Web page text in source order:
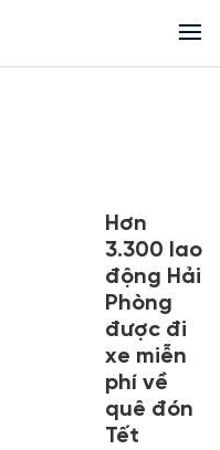
Hơn
3.300 lao
động Hải
Phòng
được đi
xe miễn
phí về
quê đón
Tết